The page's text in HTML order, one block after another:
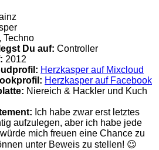
Techno
Du auf: Controller
2012
Herzkasper auf Mixcloud
Herzkasper auf Facebook
Niereich & Hackler und Kuch
Ich habe zwar erst letztes
aufzulegen, aber ich habe jede
mich freuen eine Chance zu
unter Beweis zu stellen! 😉